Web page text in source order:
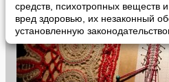
средств, психотропных веществ
вред здоровью, их незаконный
установленную